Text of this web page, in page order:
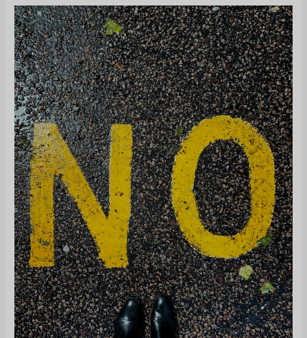
expliciete
communicatie